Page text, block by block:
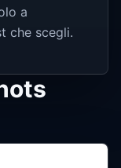
a
che scegli.